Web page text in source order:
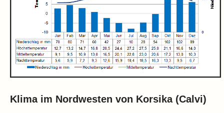
Klima im Nordwesten von Korsika (Calvi)